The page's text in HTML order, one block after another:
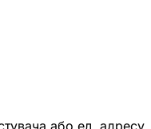
або ел.